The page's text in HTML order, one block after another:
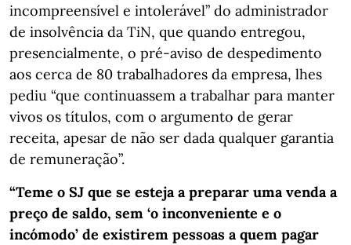
incompreensível e intolerável” do administrador
de insolvência da TiN, que quando entregou,
presencialmente, o pré-aviso de despedimento
aos cerca de 80 trabalhadores da empresa, lhes
pediu “que continuassem a trabalhar para manter
vivos os títulos, com o argumento de gerar
receita, apesar de não ser dada qualquer garantia
de remuneração”.
“Teme o SJ que se esteja a preparar uma venda a
preço de saldo, sem ‘o inconveniente e o
incómodo’ de existirem pessoas a quem pagar